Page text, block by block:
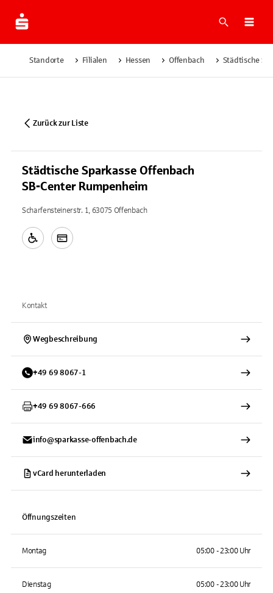
Suche
Standorte Filialen Hessen Offenbach Städtische
Zurück zur Liste
Städtische Sparkasse Offenbach
SB-Center Rumpenheim
Scharfensteinerstr. 1, 63075 Offenbach
Kontakt
Wegbeschreibung
+49 69 8067-1
+49 69 8067-666
info@sparkasse-offenbach.de
vCard herunterladen
Öffnungszeiten
Montag 05:00 - 23:00 Uhr
Dienstag 05:00 - 23:00 Uhr